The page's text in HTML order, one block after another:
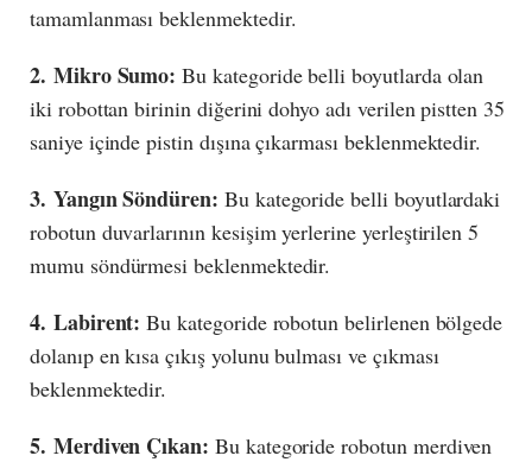
tamamlanması beklenmektedir.
2. Mikro Sumo: Bu kategoride belli boyutlarda olan
iki robottan birinin diğerini dohyo adı verilen pistten 35
saniye içinde pistin dışına çıkarması beklenmektedir.
3. Yangın Söndüren: Bu kategoride belli boyutlardaki
robotun duvarlarının kesişim yerlerine yerleştirilen 5
mumu söndürmesi beklenmektedir.
4. Labirent: Bu kategoride robotun belirlenen bölgede
dolanıp en kısa çıkış yolunu bulması ve çıkması
beklenmektedir.
5. Merdiven Çıkan: Bu kategoride robotun merdiven